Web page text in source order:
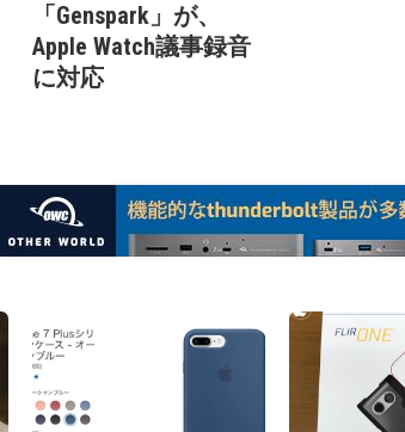
「Genspark」が、
Apple Watch議事録音
に対応